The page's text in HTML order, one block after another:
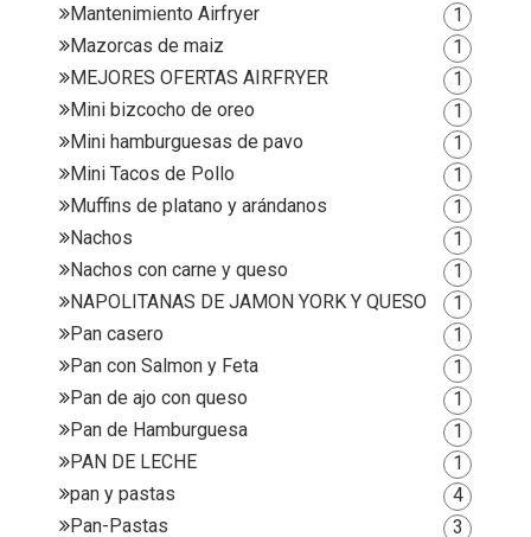
Mantenimiento Airfryer
1
Mazorcas de maiz
1
MEJORES OFERTAS AIRFRYER
1
Mini bizcocho de oreo
1
Mini hamburguesas de pavo
1
Mini Tacos de Pollo
1
Muffins de platano y arándanos
1
Nachos
1
Nachos con carne y queso
1
NAPOLITANAS DE JAMON YORK Y QUESO
1
Pan casero
1
Pan con Salmon y Feta
1
Pan de ajo con queso
1
Pan de Hamburguesa
1
PAN DE LECHE
1
pan y pastas
4
Pan-Pastas
3